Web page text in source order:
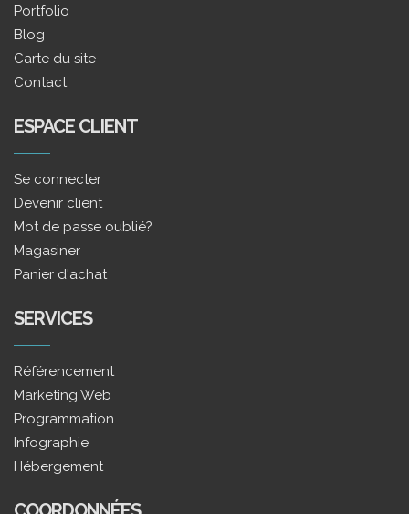
Portfolio
Blog
Carte du site
Contact
ESPACE CLIENT
Se connecter
Devenir client
Mot de passe oublié?
Magasiner
Panier d'achat
SERVICES
Référencement
Marketing Web
Programmation
Infographie
Hébergement